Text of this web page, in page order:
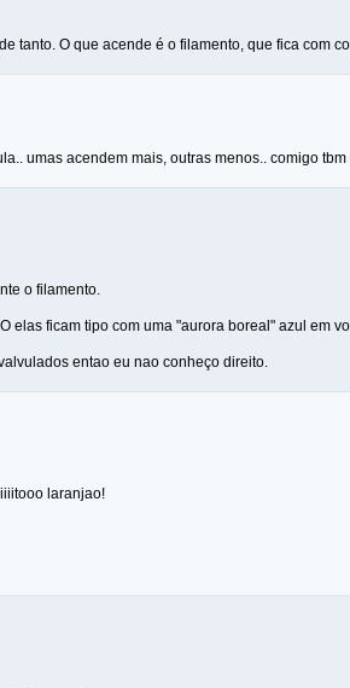
tanto. O que acende é o filamento, que fica com
umas acendem mais, outras menos.. comigo tbm
o filamento.
elas ficam tipo com uma "aurora boreal" azul em
entao eu nao conheço direito.
laranjao!